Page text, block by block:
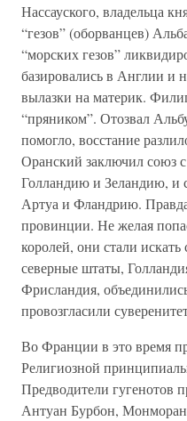
Нассауского, владельца
“гезов” (оборванцев)
“морских гезов”
базировались в Англии и
вылазки на материк.
“пряником”. Отозвал
помогло, восстание
Оранский заключил союз
Голландию и Зеландию, и
Артуа и Фландрию.
провинции. Не желая
королей, они стали
северные штаты,
Фрисландия,
провозгласили
Во Франции в это время
Религиозной
Предводители гугенотов
Антуан Бурбон,